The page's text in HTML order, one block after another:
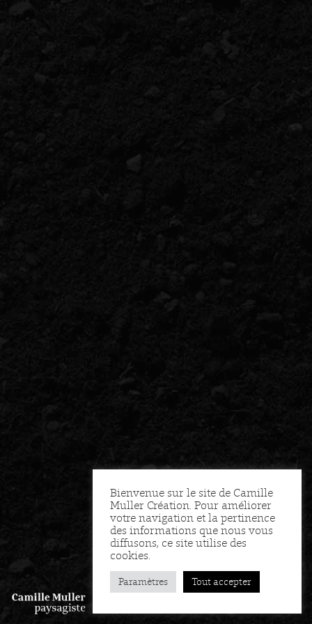
Bienvenue sur le site de Camille
Muller Création. Pour améliorer
votre navigation et la pertinence
des informations que nous vous
diffusons, ce site utilise des
cookies.
Paramètres Tout accepter